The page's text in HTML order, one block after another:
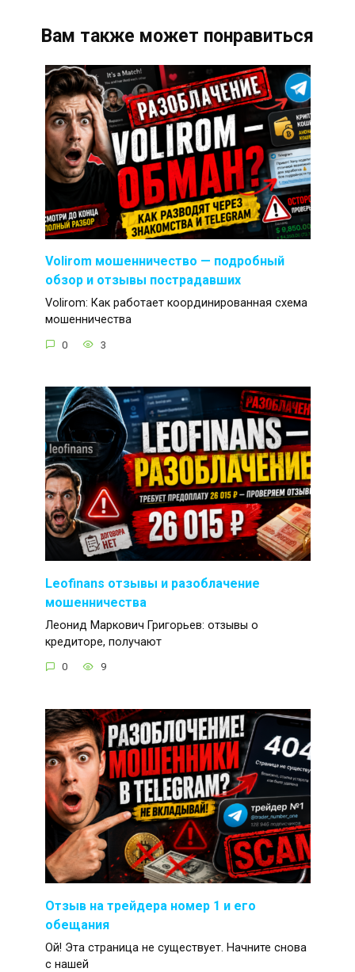
Вам также может понравиться
Volirom мошенничество — подробный
обзор и отзывы пострадавших
Volirom: Как работает координированная схема
мошенничества
0 3
Leofinans отзывы и разоблачение
мошенничества
Леонид Маркович Григорьев: отзывы о
кредиторе, получают
0 9
Отзыв на трейдера номер 1 и его
обещания
Ой! Эта страница не существует. Начните снова
с нашей